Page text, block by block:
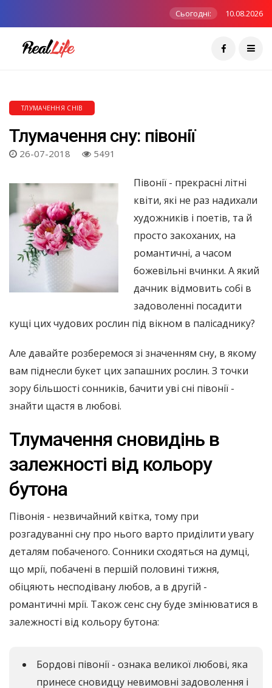
Сьогодні: 10.08.2026
ТЛУМАЧЕННЯ СНІВ
Тлумачення сну: півонії
26-07-2018 5491
Півонії - прекрасні літні
квіти, які не раз надихали
художників і поетів, та й
просто закоханих, на
романтичні, а часом
божевільні вчинки. А який
дачник відмовить собі в
задоволенні посадити
кущі цих чудових рослин під вікном в палісаднику?
Але давайте розберемося зі значенням сну, в якому
вам піднесли букет цих запашних рослин. З точки
зору більшості сонників, бачити уві сні півонії -
знайти щастя в любові.
Тлумачення сновидінь в
залежності від кольору
бутона
Півонія - незвичайний квітка, тому при
розгадуванні сну про нього варто приділити увагу
деталям побаченого. Сонники сходяться на думці,
що мрії, побачені в першій половині тижня,
обіцяють несподівану любов, а в другій -
романтичні мрії. Також сенс сну буде змінюватися в
залежності від кольору бутона:
Бордові півонії - ознака великої любові, яка
принесе сновидцу невимовні задоволення і